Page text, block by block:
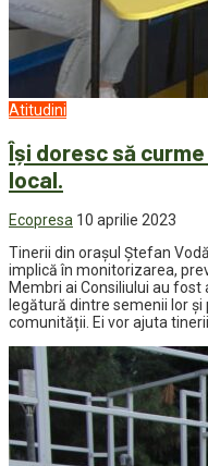
Atitudini
Își doresc să
local.
Ecopresa 10 aprilie 2023
Tinerii din orașul Ștefan
implică în monitorizarea,
Membri ai Consiliului au
legătură dintre semenii lor
comunității. Ei vor ajuta